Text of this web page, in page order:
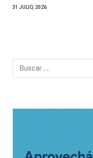
31 JULIO, 2026